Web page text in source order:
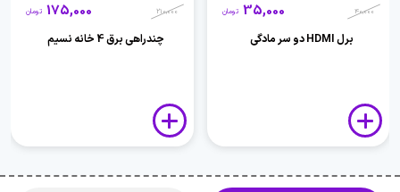
40,000
35,000 تومان
برل HDMI دو سر مادگی
210,000
175,000 تومان
چندراهی برق 4 خانه نسیم